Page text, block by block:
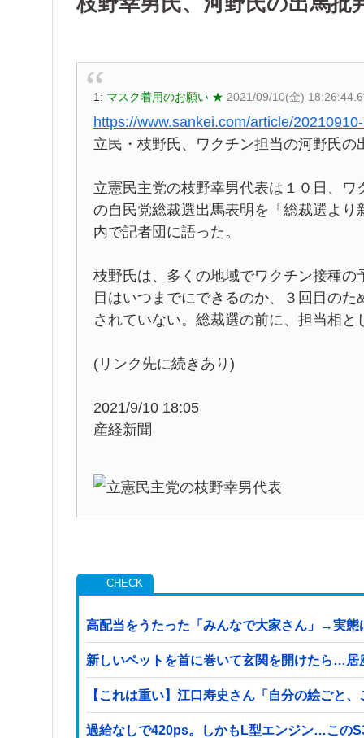
1: マスク着用のお願い ★ 2021/09/10(金)
https://www.sankei.com/article/
立民・枝野氏、ワクチン担当の河野氏の
立憲民主党の枝野幸男代表は１０日、
の自民党総裁選出馬表明を「総裁選よ
内で記者団に語った。
枝野氏は、多くの地域でワクチン接種
目はいつまでにできるのか、３回目の
されていない。総裁選の前に、担当相
(リンク先に続きあり)
2021/9/10 18:05
産経新聞
高配当をうたった「みんなで大家さん」→実態
新しいペットを首に巻いて玄関を開けたら…
【これは重い】江口寿史さん「自分の絵ごと
過給なしで420ps。しかもL型エンジン…この